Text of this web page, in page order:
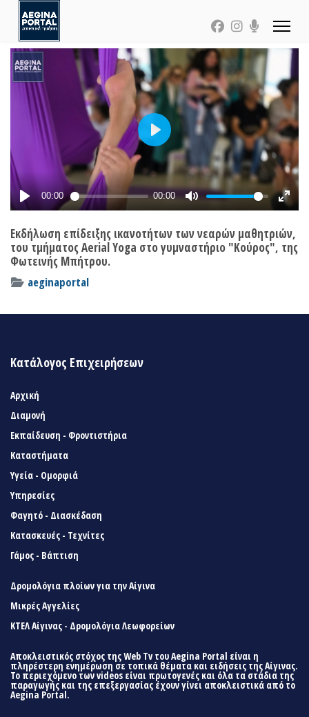
Εκδήλωση επίδειξης ικανοτήτων των νεαρών μαθητριών,
του τμήματος Aerial Yoga στο γυμναστήριο "Κούρος", της
Φωτεινής Μπήτρου.
aeginaportal
Κατάλογος Επιχειρήσεων
Αρχική
Διαμονή
Εκπαίδευση - Φροντιστήρια
Καταστήματα
Υγεία - Ομορφιά
Υπηρεσίες
Φαγητό - Διασκέδαση
Κατασκευές - Τεχνίτες
Γάμος - Βάπτιση
Δρομολόγια πλοίων για την Αίγινα
Μικρές Αγγελίες
ΚΤΕΛ Αίγινας - Δρομολόγια Λεωφορείων
Αποκλειστικός στόχος της Web Tv του Aegina Portal είναι η
πληρέστερη ενημέρωση σε τοπικά θέματα και ειδήσεις της Αίγινας.
Το περιεχόμενο των videos είναι πρωτογενές και όλα τα στάδια της
παραγωγής και της επεξεργασίας έχουν γίνει αποκλειστικά από το
Aegina Portal.